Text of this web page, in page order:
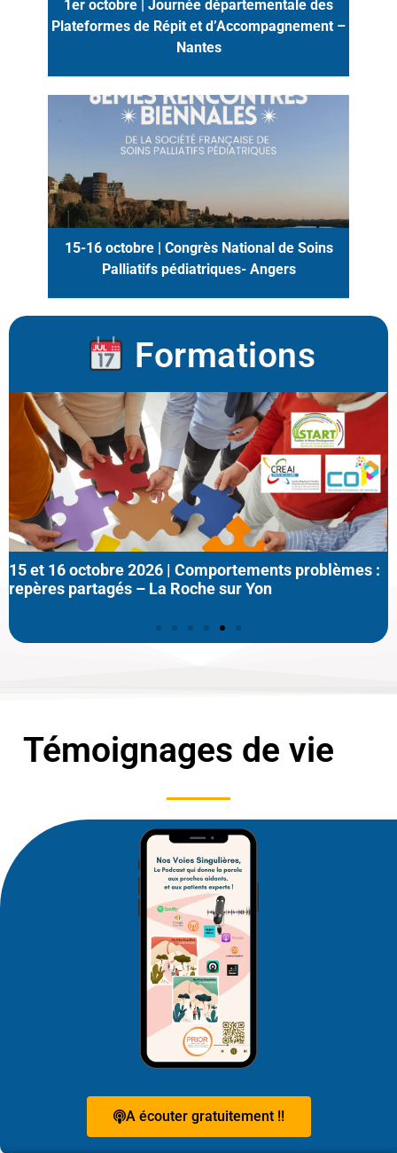
1er octobre | Journée départementale des
Plateformes de Répit et d’Accompagnement –
Nantes
15-16 octobre | Congrès National de Soins
Palliatifs pédiatriques- Angers
Formations
15 et 16 octobre 2026 | Comportements problèmes :
repères partagés – La Roche sur Yon
Témoignages de vie
A écouter gratuitement !!